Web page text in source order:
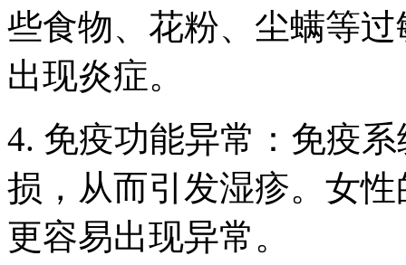
些食物、花粉、尘螨等
出现炎症。
4. 免疫功能异常：免疫
损，从而引发湿疹。女
更容易出现异常。